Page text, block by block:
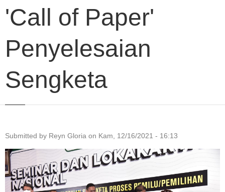
'Call of Paper'
Penyelesaian
Sengketa
Submitted by Reyn Gloria on Kam, 12/16/2021 - 16:13